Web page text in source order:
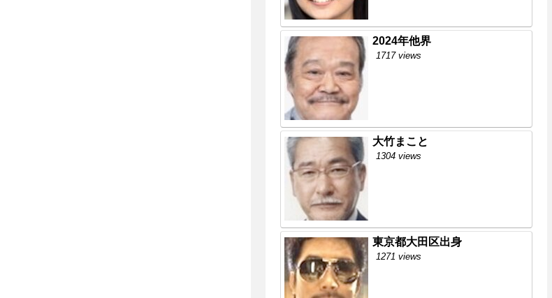
2024年他界
1717 views
大竹まこと
1304 views
東京都大田区出身
1271 views